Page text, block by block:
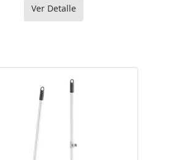
Ver Detalle